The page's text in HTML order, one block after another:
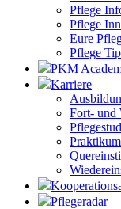
Pflege
Pflege
Eure
Pflege
PKM
Karriere
Fort- und
Pflegeradar